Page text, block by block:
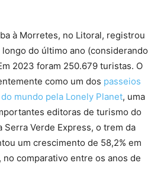
à Morretes, no Litoral, registrou
do último ano (considerando
2023 foram 250.679 turistas. O
como um dos passeios
mundo pela Lonely Planet, uma
editoras de turismo do
Serra Verde Express, o trem da
um crescimento de 58,2% em
comparativo entre os anos de